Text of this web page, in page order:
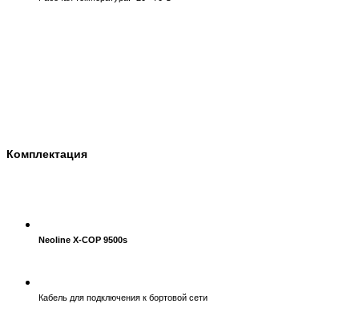
Комплектация
Neoline X-COP 9500s
Кабель для подключения к бортовой сети